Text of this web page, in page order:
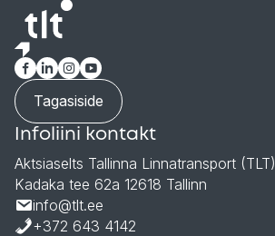
Tagasiside
Infoliini kontakt
Aktsiaselts Tallinna Linnatransport (TLT)
Kadaka tee 62a 12618 Tallinn
info@tlt.ee
+372 643 4142